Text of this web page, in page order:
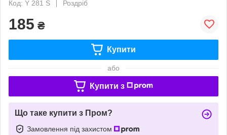
Код: Y 281 S
Роздріб
185 ₴
Купити
або
Купити з
Що таке купити з Пром?
Замовлення під захистом